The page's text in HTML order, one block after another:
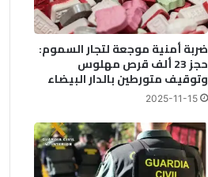
ضربة أمنية موجعة لتجار السموم:
حجز 23 ألف قرص مهلوس
وتوقيف متورطين بالدار البيضاء
2025-11-15